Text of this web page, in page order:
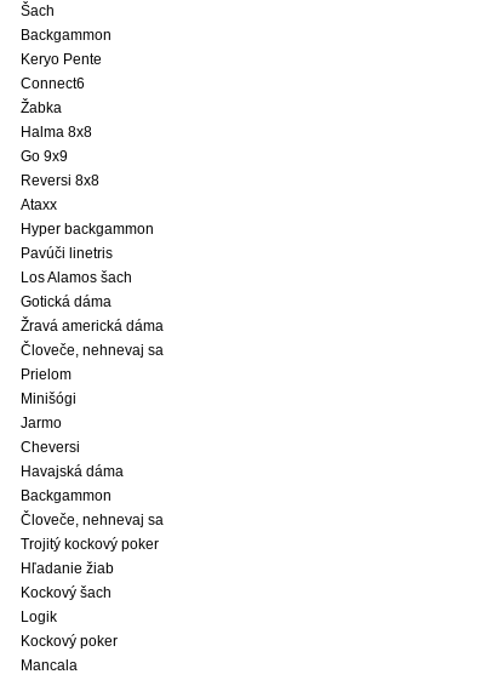
Šach
Backgammon
Keryo Pente
Connect6
Žabka
Halma 8x8
Go 9x9
Reversi 8x8
Ataxx
Hyper backgammon
Pavúči linetris
Los Alamos šach
Gotická dáma
Žravá americká dáma
Človeče, nehnevaj sa
Prielom
Minišógi
Jarmo
Cheversi
Havajská dáma
Backgammon
Človeče, nehnevaj sa
Trojitý kockový poker
Hľadanie žiab
Kockový šach
Logik
Kockový poker
Mancala